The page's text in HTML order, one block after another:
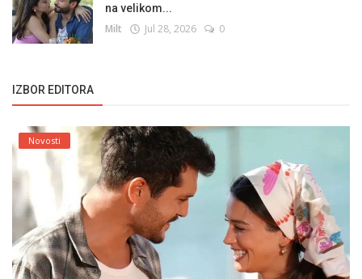
na velikom...
Milt Jul 28, 2026 0
IZBOR EDITORA
Novosti